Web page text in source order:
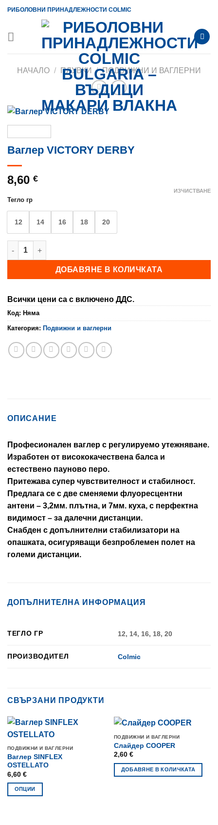
SkipРИБОЛОВНИ ПРИНАДЛЕЖНОСТИ COLMIC
НАЧАЛО / ПЛУВКИ / ПОДВИЖНИ И ВАГЛЕРНИ
Ваглер VICTORY DERBY
8,60 €
Тегло гр
12 14 16 18 20
ИЗЧИСТВАНЕ
количество за Ваглер VICTORY DERBY
ДОБАВЯНЕ В КОЛИЧКАТА
Всички цени са с включено ДДС.
Код: Няма
Категория: Подвижни и ваглерни
ОПИСАНИЕ
Професионален ваглер с регулируемо утежняване.
Изработен от висококачествена балса и
естествено пауново перо.
Притежава супер чувствителност и стабилност.
Предлага се с две сменяеми флуоресцентни
антени – 3,2мм. плътна, и 7мм. куха, с перфектна
видимост – за далечни дистанции.
Снабден с допълнителни стабилизатори на
опашката, осигуряващи безпроблемен полет на
големи дистанции.
ДОПЪЛНИТЕЛНА ИНФОРМАЦИЯ
ТЕГЛО ГР 12, 14, 16, 18, 20
ПРОИЗВОДИТЕЛ Colmic
СВЪРЗАНИ ПРОДУКТИ
ПОДВИЖНИ И ВАГЛЕРНИ
Ваглер SINFLEX
OSTELLATO
6,60 €
ОПЦИИ
ПОДВИЖНИ И ВАГЛЕРНИ
Слайдер COOPER
2,60 €
ДОБАВЯНЕ В КОЛИЧКАТА